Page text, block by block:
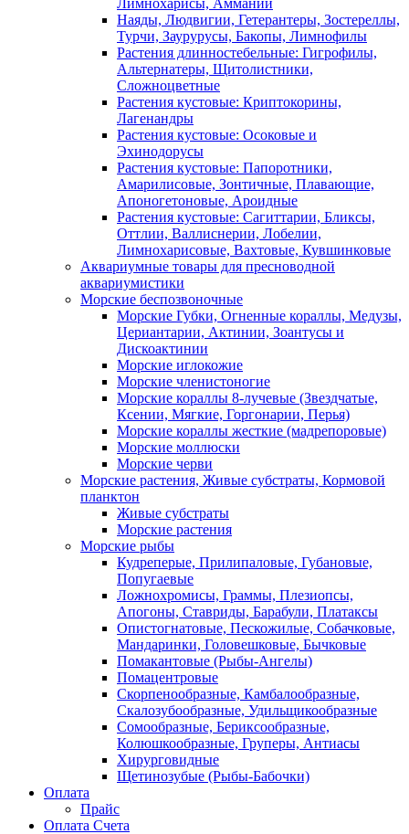
Лимнохарисы, Аммании
Наяды, Людвигии, Гетерантеры, Зостереллы,
Турчи, Заурурусы, Бакопы, Лимнофилы
Растения длинностебельные: Гигрофилы,
Альтернатеры, Щитолистники,
Сложноцветные
Растения кустовые: Криптокорины,
Лагенандры
Растения кустовые: Осоковые и
Эхинодорусы
Растения кустовые: Папоротники,
Амарилисовые, Зонтичные, Плавающие,
Апоногетоновые, Ароидные
Растения кустовые: Сагиттарии, Бликсы,
Оттлии, Валлиснерии, Лобелии,
Лимнохарисовые, Вахтовые, Кувшинковые
Аквариумные товары для пресноводной
аквариумистики
Морские беспозвоночные
Морские Губки, Огненные кораллы, Медузы,
Цериантарии, Актинии, Зоантусы и
Дискоактинии
Морские иглокожие
Морские членистоногие
Морские кораллы 8-лучевые (Звездчатые,
Ксении, Мягкие, Горгонарии, Перья)
Морские кораллы жесткие (мадрепоровые)
Морские моллюски
Морские черви
Морские растения, Живые субстраты, Кормовой
планктон
Живые субстраты
Морские растения
Морские рыбы
Кудреперые, Прилипаловые, Губановые,
Попугаевые
Ложнохромисы, Граммы, Плезиопсы,
Апогоны, Ставриды, Барабули, Платаксы
Опистогнатовые, Пескожилые, Собачковые,
Мандаринки, Головешковые, Бычковые
Помакантовые (Рыбы-Ангелы)
Помацентровые
Скорпенообразные, Камбалообразные,
Скалозубообразные, Удильщикообразные
Сомообразные, Бериксообразные,
Колюшкообразные, Груперы, Антиасы
Хирурговидные
Щетинозубые (Рыбы-Бабочки)
Оплата
Прайс
Оплата Счета